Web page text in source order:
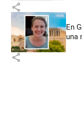
share
En
una
share